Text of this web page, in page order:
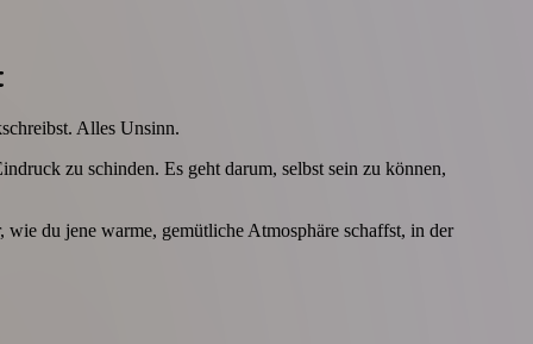
Alles Unsinn.
zu schinden. Es geht darum, selbst sein zu können,
du jene warme, gemütliche Atmosphäre schaffst, in der